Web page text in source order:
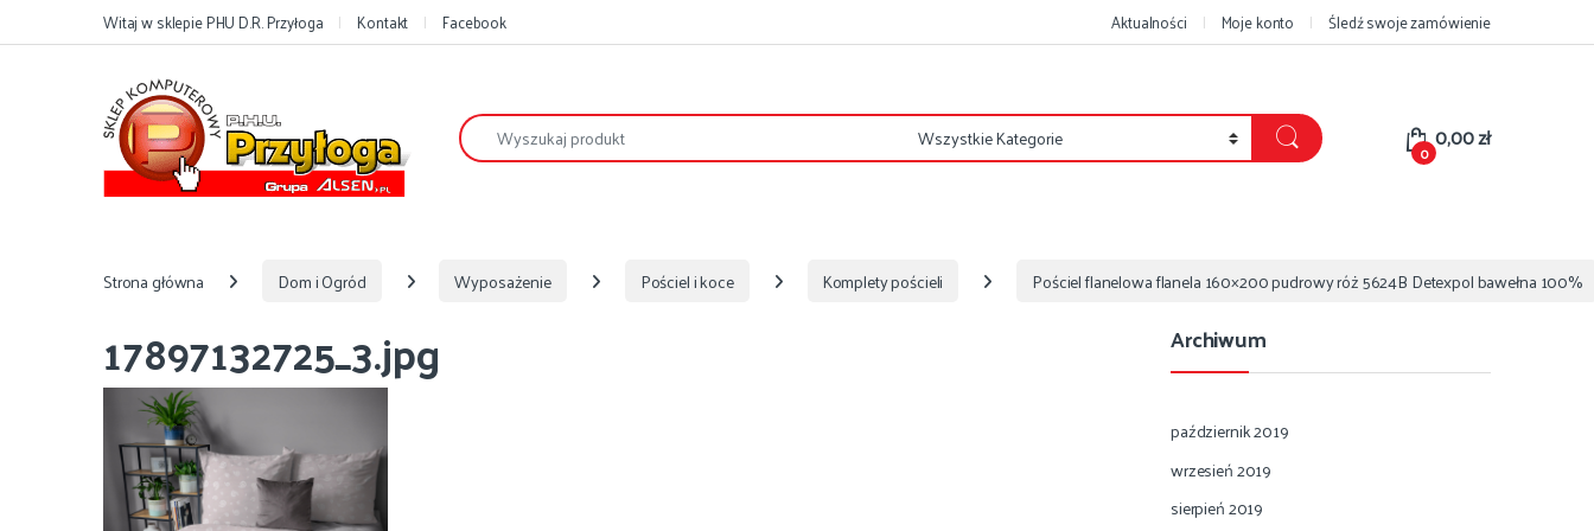
Przejdź do nawigacji
Przejdź do treściWitaj w sklepie PHU D.R. Przyłoga Kontakt Facebook Aktualności Moje konto Śledź swoje zamówienie
Szukaj:
0 0,00zł
Strona główna Dom i Ogród Wyposażenie Pościel i koce Komplety pościeli Pościel flanelowa flanela 160×200 pudrowy róż 5624B Detexpol bawełna 100%
17897132725_3.jpg Archiwum
październik 2019
wrzesień 2019
sierpień 2019